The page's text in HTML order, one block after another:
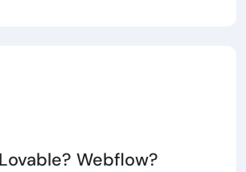
Webflow?